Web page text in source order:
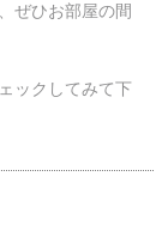
ぜひお部屋の間
ックしてみて下